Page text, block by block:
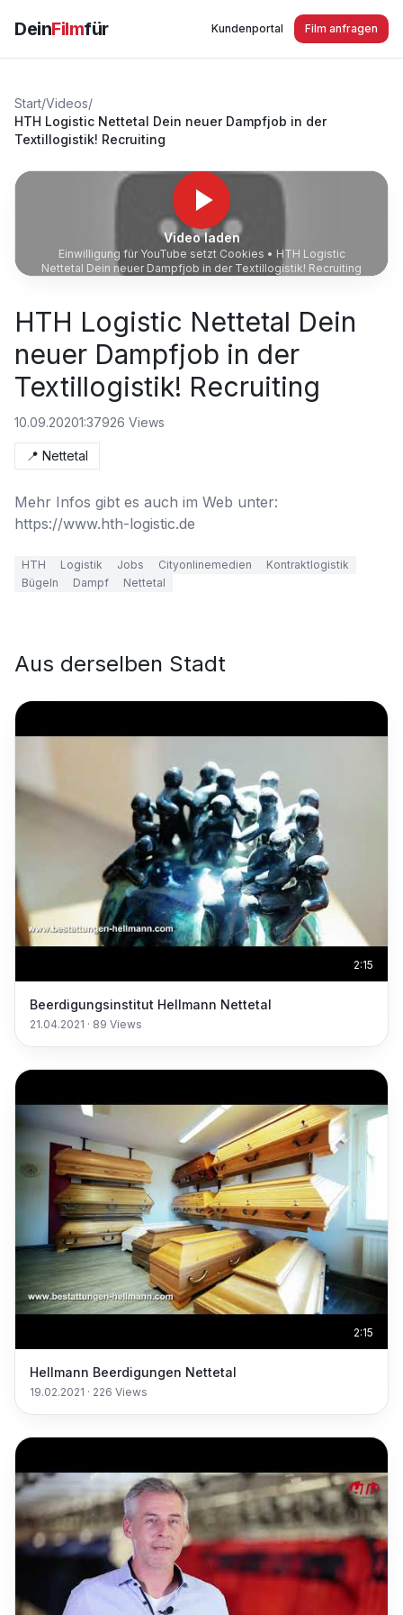
DeinFilmfür Kundenportal Film anfragen
Start/Videos/
HTH Logistic Nettetal Dein neuer Dampfjob in der
Textillogistik! Recruiting
Video laden
Einwilligung für YouTube setzt Cookies • HTH Logistic
Nettetal Dein neuer Dampfjob in der Textillogistik! Recruiting
HTH Logistic Nettetal Dein
neuer Dampfjob in der
Textillogistik! Recruiting
10.09.20201:37926 Views
📍 Nettetal
Mehr Infos gibt es auch im Web unter:
https://www.hth-logistic.de
HTH Logistik Jobs Cityonlinemedien
Kontraktlogistik
Bügeln
Dampf Nettetal
Aus derselben Stadt
2:15
Beerdigungsinstitut Hellmann Nettetal
21.04.2021 · 89 Views
2:15
Hellmann Beerdigungen Nettetal
19.02.2021 · 226 Views